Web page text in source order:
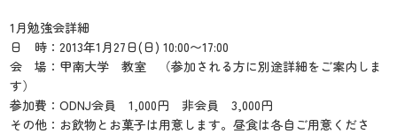
1月勉強会詳細
日 時：2013年1月27日(日) 10:00〜17:00
会 場：甲南大学 教室 （参加される方に別途詳細をご案内しま
す）
参加費：ODNJ会員 1,000円 非会員 3,000円
その他：お飲物とお菓子は用意します。昼食は各自ご用意くださ